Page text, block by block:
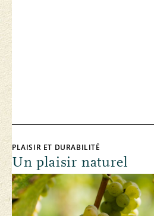
PLAISIR ET DURABILITÉ
Un plaisir naturel